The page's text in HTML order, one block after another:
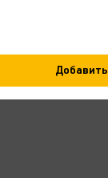
Добавить